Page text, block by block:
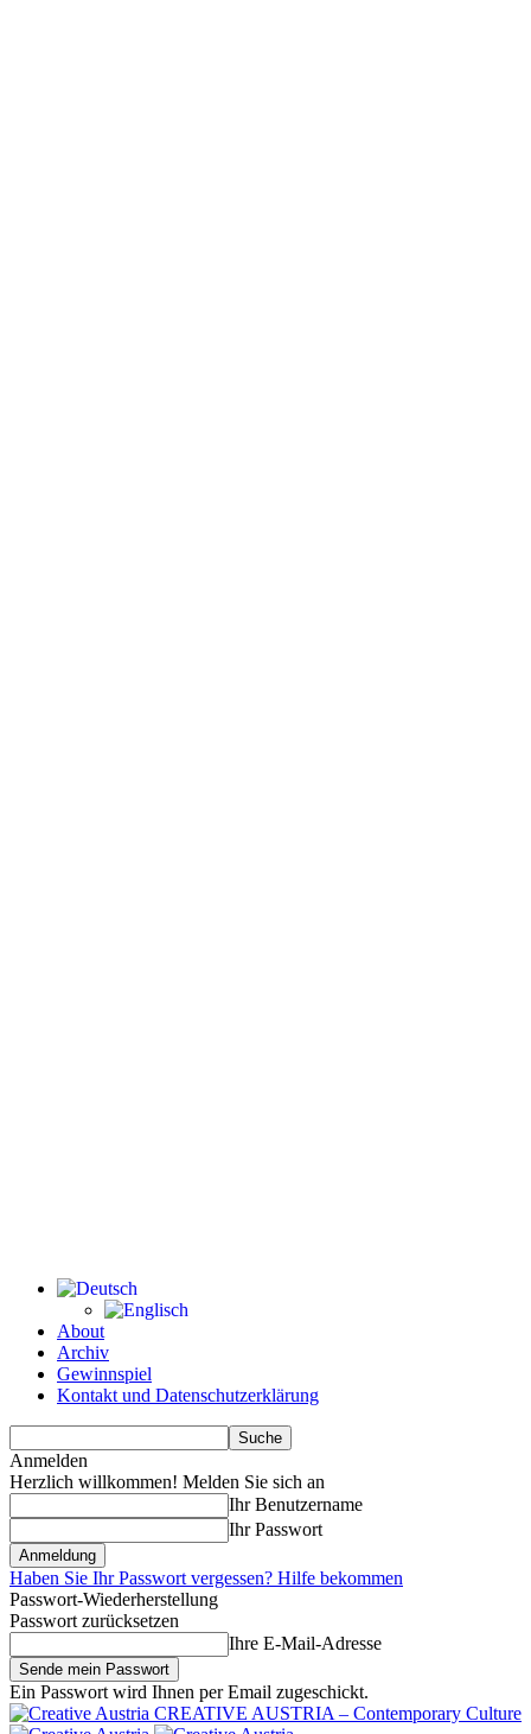
About
Archiv
Gewinnspiel
Kontakt und Datenschutzerklärung
Anmelden
Herzlich willkommen! Melden Sie sich an
Ihr Benutzername
Ihr Passwort
Haben Sie Ihr Passwort vergessen? Hilfe bekommen
Passwort-Wiederherstellung
Passwort zurücksetzen
Ihre E-Mail-Adresse
Ein Passwort wird Ihnen per Email zugeschickt.
CREATIVE AUSTRIA – Contemporary Culture